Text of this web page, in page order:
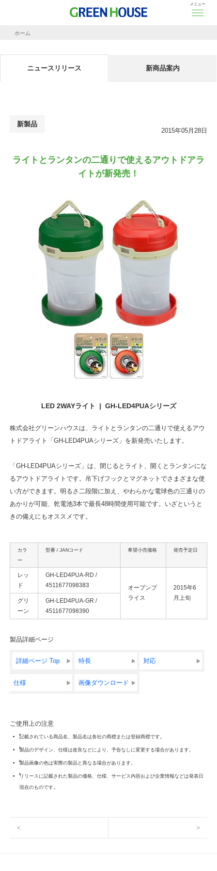
メニュー
ホーム
ニュースリリース 新商品案内
新製品
2015年05月28日
ライトとランタンの二通りで使えるアウトドアラ
イトが新発売！
LED 2WAYライト | GH-LED4PUAシリーズ
株式会社グリーンハウスは、ライトとランタンの二通りで使えるアウ
トドアライト「GH-LED4PUAシリーズ」を新発売いたします。
「GH-LED4PUAシリーズ」は、閉じるとライト、開くとランタンにな
るアウトドアライトです。吊下げフックとマグネットでさまざまな使
い方ができます。明るさ二段階に加え、やわらかな電球色の三通りの
あかりが可能、乾電池3本で最長48時間使用可能です。いざというと
きの備えにもオススメです。
カラ
ー
型番 / JANコード 希望小売価格 発売予定日
レッ
ド
GH-LED4PUA-RD /
4511677098383
オープンプ
ライス
2015年6
月上旬
グリ
ーン
GH-LED4PUA-GR /
4511677098390
製品詳細ページ
詳細ページ Top 特長 対応
仕様 画像ダウンロード
ご使用上の注意
記載されている商品名、製品名は各社の商標または登録商標です。
製品のデザイン、仕様は改良などにより、予告なしに変更する場合があります。
製品画像の色は実際の製品と異なる場合があります。
リリースに記載された製品の価格、仕様、サービス内容および企業情報などは発表日
現在のものです。